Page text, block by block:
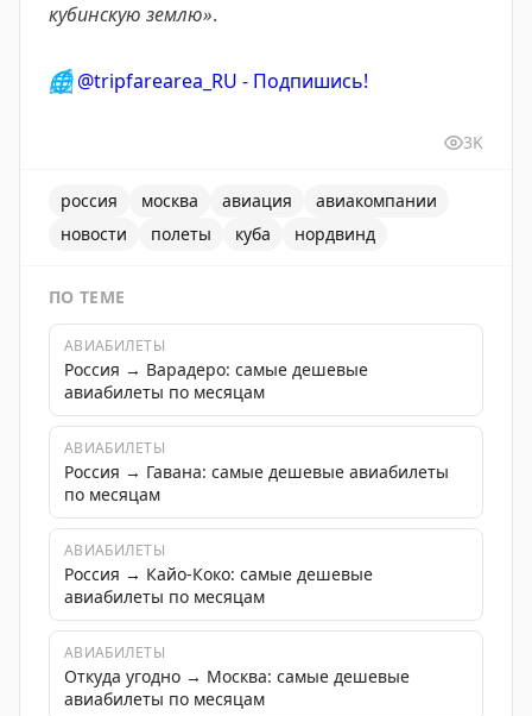
кубинскую землю».
🌐 @tripfarearea_RU - Подпишись!
3K
россия москва авиация
авиакомпании
новости
полеты куба нордвинд
ПО ТЕМЕ
АВИАБИЛЕТЫ
Россия → Варадеро: самые дешевые
авиабилеты по месяцам
АВИАБИЛЕТЫ
Россия → Гавана: самые дешевые авиабилеты
по месяцам
АВИАБИЛЕТЫ
Россия → Кайо-Коко: самые дешевые
авиабилеты по месяцам
АВИАБИЛЕТЫ
Откуда угодно → Москва: самые дешевые
авиабилеты по месяцам